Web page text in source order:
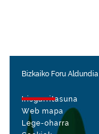
Bizkaiko Foru Aldundia
Irisgarritasuna
Web mapa
Lege-oharra